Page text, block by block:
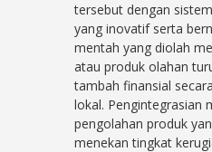
tersebut dengan
yang inovatif serta
mentah yang diolah
atau produk olahan
tambah finansial
lokal. Pengintegrasian
pengolahan produk
menekan tingkat